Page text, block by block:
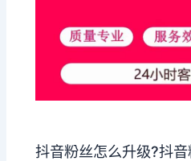
抖音粉丝怎么升级?抖